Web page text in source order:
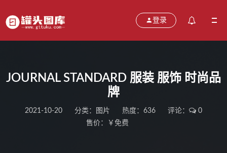
登录
JOURNAL STANDARD 服装 服饰 时尚品
牌
2021-10-20 分类： 图片 热度：636 评论：
0
售价：￥免费